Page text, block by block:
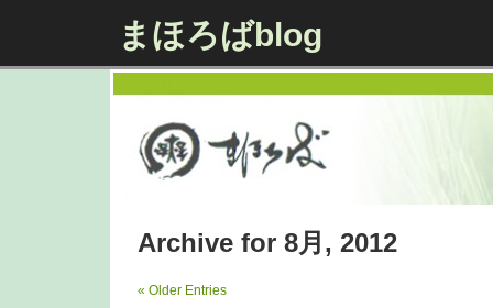
まほろばblog
Archive for 8月, 2012
« Older Entries